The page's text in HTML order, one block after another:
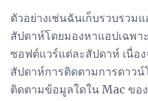
ตัวอย่างเช่นฉันเก็บรวบรวม
สัปดาห์โดยมองหาแอปเฉพ
ซอฟต์แวร์แต่ละสัปดาห์ เนื่อ
สัปดาห์การติดตามการดาวน์
ติดตามข้อมูลใดใน Mac ขอ